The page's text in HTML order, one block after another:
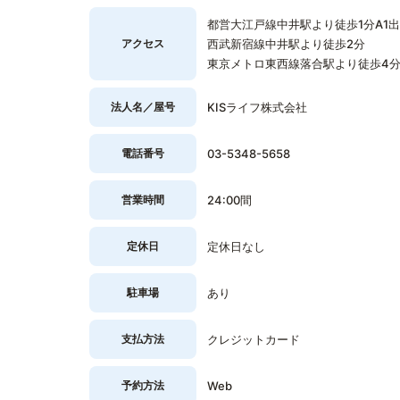
アクセス
都営大江戸線中井駅より徒歩1分A1
西武新宿線中井駅より徒歩2分
東京メトロ東西線落合駅より徒歩4分
法人名／屋号 KISライフ株式会社
電話番号 03-5348-5658
営業時間 24:00間
定休日 定休日なし
駐車場 あり
支払方法 クレジットカード
予約方法 Web